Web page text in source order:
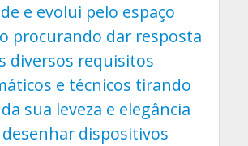
e evolui pelo espaço
procurando dar resposta
diversos requisitos
e técnicos tirando
sua leveza e elegância
desenhar dispositivos